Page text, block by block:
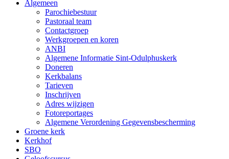
Algemeen
Parochiebestuur
Pastoraal team
Contactgroep
Werkgroepen en koren
ANBI
Algemene Informatie Sint-Odulphuskerk
Doneren
Kerkbalans
Tarieven
Inschrijven
Adres wijzigen
Fotoreportages
Algemene Verordening Gegevensbescherming
Groene kerk
Kerkhof
SBO